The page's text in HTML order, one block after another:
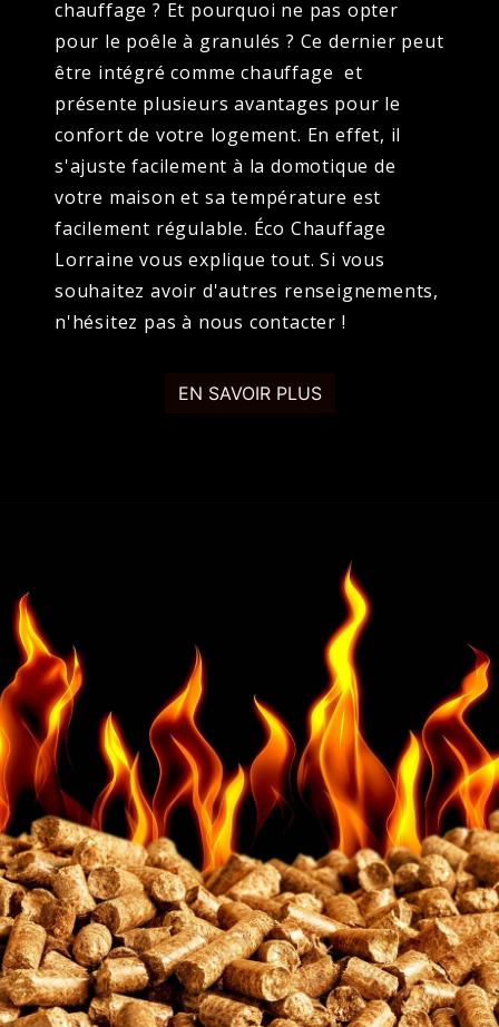
chauffage ? Et pourquoi ne pas opter
pour le poêle à granulés ? Ce dernier peut
être intégré comme chauffage et
présente plusieurs avantages pour le
confort de votre logement. En effet, il
s'ajuste facilement à la domotique de
votre maison et sa température est
facilement régulable. Éco Chauffage
Lorraine vous explique tout. Si vous
souhaitez avoir d'autres renseignements,
n'hésitez pas à nous contacter !
EN SAVOIR PLUS